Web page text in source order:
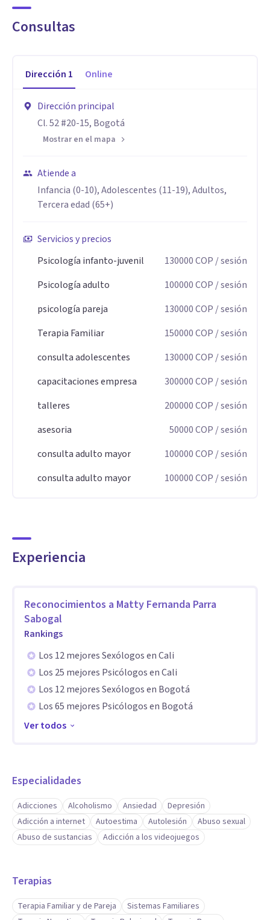
salud mental, sus emociones, o permitirle reconocer otros
puntos de vista, para mejorar su tranquilidad en su diario
Especialidad
relaciones de la interacción humana de la universidad Santo
Mi propuesta se desprende desde el conocimiento propio,
las maneras en las que nos relacionamos, conectamos con
emocionales o profesionales que aporten a las personas.
Consultas
Dirección 1 Online
Dirección principal
Cl. 52 #20-15, Bogotá
Mostrar en el mapa
Atiende a
Infancia (0-10), Adolescentes (11-19), Adultos,
Tercera edad (65+)
Servicios y precios
Psicología infanto-juvenil
130000COP / sesión
Psicología adulto
100000COP / sesión
psicología pareja
130000COP / sesión
Terapia Familiar
150000COP / sesión
consulta adolescentes
130000COP / sesión
capacitaciones empresa
300000COP / sesión
talleres
200000COP / sesión
asesoria
50000COP / sesión
consulta adulto mayor
100000COP / sesión
consulta adulto mayor
100000COP / sesión
Experiencia
Reconocimientos a Matty Fernanda Parra
Sabogal
Rankings
Los 12 mejores Sexólogos en Cali
Los 25 mejores Psicólogos en Cali
Los 12 mejores Sexólogos en Bogotá
Los 65 mejores Psicólogos en Bogotá
Ver todos
Especialidades
Adicciones Alcoholismo Ansiedad
Depresión
Adicción a internet
Autoestima Autolesión
Abuso sexual
Abuso de sustancias
Adicción a los videojuegos
Terapias
Terapia Familiar y de Pareja
Sistemas Familiares